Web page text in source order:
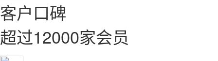
客户口碑
超过12000家会员